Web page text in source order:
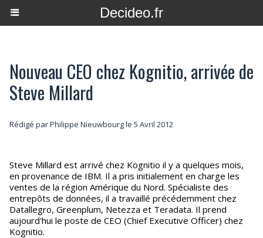
Decideo.fr
Nouveau CEO chez Kognitio, arrivée de
Steve Millard
Rédigé parPhilippe Nieuwbourgle 5 Avril 2012
Steve Millard est arrivé chez Kognitio il y a quelques mois,
en provenance de IBM. Il a pris initialement en charge les
ventes de la région Amérique du Nord. Spécialiste des
entrepôts de données, il a travaillé précédemment chez
Datallegro, Greenplum, Netezza et Teradata. Il prend
aujourd'hui le poste de CEO (Chief Executive Officer) chez
Kognitio.